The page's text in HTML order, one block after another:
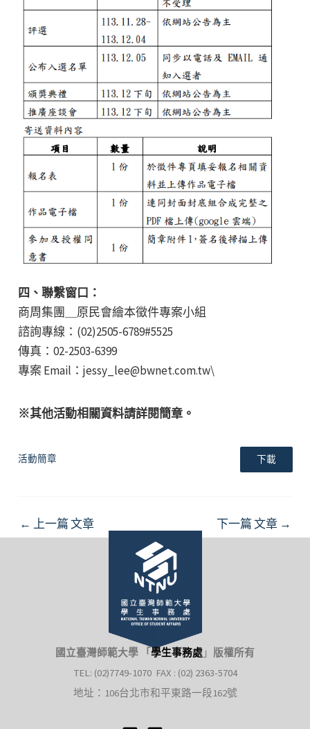
四、聯繫窗口：
商周集團＿原民會繪本徵件專案小組
諮詢專線：(02)2505-6789#5525
傳真：02-2503-6399
專案 Email：jessy_lee@bwnet.com.tw\
※其他活動相關資料請詳閱簡章。
活動簡章 下載
Post
navigation
← 上一篇 文章 下一篇 文章 →
國立臺灣師範大學 「 學生事務處 」 版權所有
TEL: (02)7749-1070 FAX : (02) 2363-5704
地址：106台北市和平東路一段162號